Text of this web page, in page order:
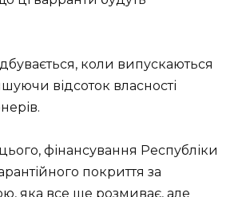
коли випускаються
відсоток власності
фінансування Республіки
покриття за
яка все ще розмиває, але